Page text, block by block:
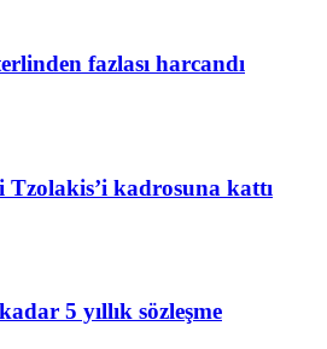
fazlası harcandı
kadrosuna kattı
5 yıllık sözleşme